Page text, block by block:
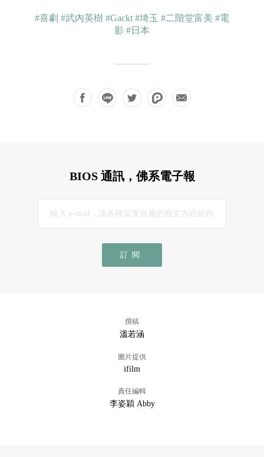
#喜劇 #武內英樹 #Gackt #埼玉 #二階堂富美 #電
影 #日本
BIOS 通訊，佛系電子報
訂閱
撰稿
溫若涵
圖片提供
ifilm
責任編輯
李姿穎 Abby